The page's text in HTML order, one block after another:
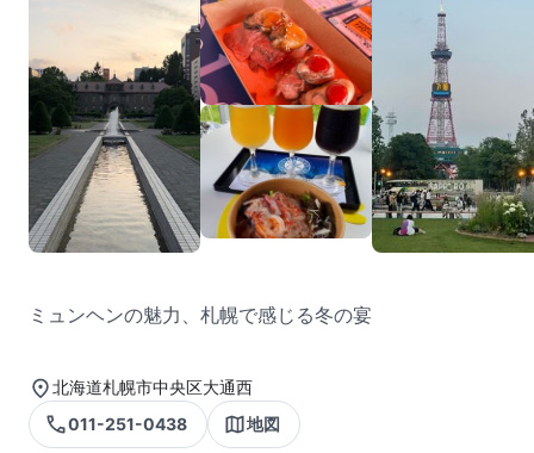
ミュンヘンの魅力、札幌で感じる冬の宴
北海道札幌市中央区大通西
011-251-0438
地図